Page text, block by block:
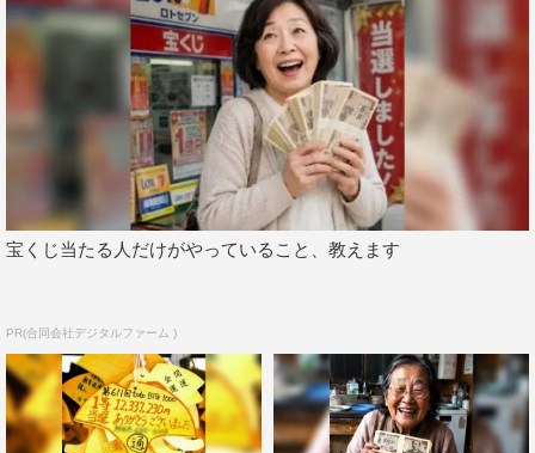
板垣瑞生 生瀬勝久 福原遥
若月佑美 高梨臨
宝くじ当たる人だけがやっていること、教えます
PR(合同会社デジタルファーム )